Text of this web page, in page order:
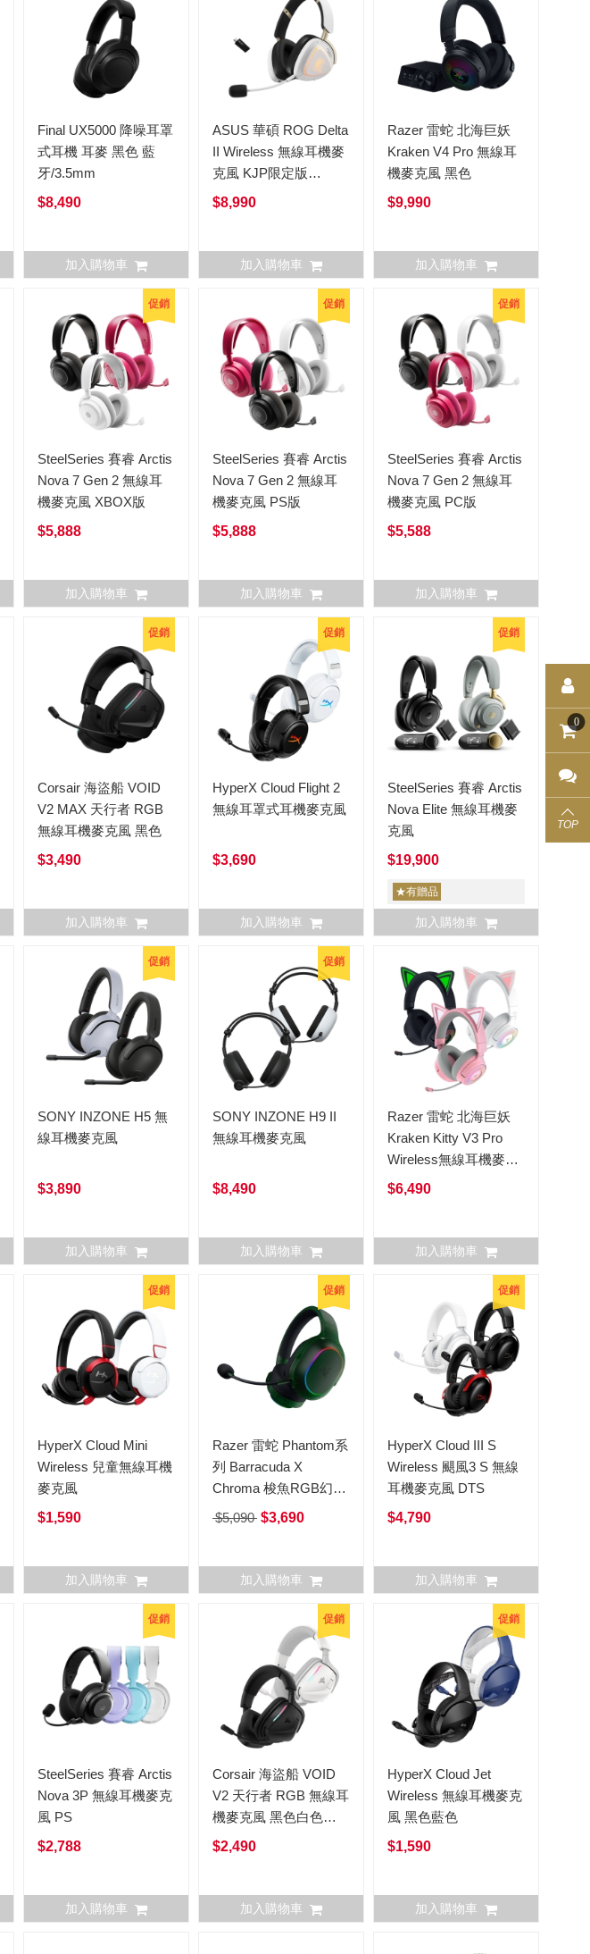
Final UX5000 降噪耳罩
式耳機 耳麥 黑色 藍
牙/3.5mm
$8,490
加入購物車
ASUS 華碩 ROG Delta
II Wireless 無線耳機麥
克風 KJP限定版
Kojima Productions 聯
$8,990
加入購物車
Razer 雷蛇 北海巨妖
Kraken V4 Pro 無線耳
機麥克風 黑色
$9,990
加入購物車
促銷
SteelSeries 賽睿 Arctis
Nova 7 Gen 2 無線耳
機麥克風 XBOX版
$5,888
加入購物車
促銷
SteelSeries 賽睿 Arctis
Nova 7 Gen 2 無線耳
機麥克風 PS版
$5,888
加入購物車
促銷
SteelSeries 賽睿 Arctis
Nova 7 Gen 2 無線耳
機麥克風 PC版
$5,588
加入購物車
促銷
Corsair 海盜船 VOID
V2 MAX 天行者 RGB
無線耳機麥克風 黑色
$3,490
加入購物車
促銷
HyperX Cloud Flight 2
無線耳罩式耳機麥克風
$3,690
加入購物車
促銷
SteelSeries 賽睿 Arctis
Nova Elite 無線耳機麥
克風
$19,900
★有贈品
加入購物車
促銷
SONY INZONE H5 無
線耳機麥克風
$3,890
加入購物車
促銷
SONY INZONE H9 II
無線耳機麥克風
$8,490
加入購物車
Razer 雷蛇 北海巨妖
Kraken Kitty V3 Pro
Wireless無線耳機麥克
風
$6,490
加入購物車
促銷
HyperX Cloud Mini
Wireless 兒童無線耳機
麥克風
$1,590
加入購物車
促銷
Razer 雷蛇 Phantom系
列 Barracuda X
Chroma 梭魚RGB幻彩
無線耳機麥克風 幻影綠
$5,090 $3,690
加入購物車
促銷
HyperX Cloud III S
Wireless 颶風3 S 無線
耳機麥克風 DTS
$4,790
加入購物車
促銷
SteelSeries 賽睿 Arctis
Nova 3P 無線耳機麥克
風 PS
$2,788
加入購物車
促銷
Corsair 海盜船 VOID
V2 天行者 RGB 無線耳
機麥克風 黑色白色
Dolby音效
$2,490
加入購物車
促銷
HyperX Cloud Jet
Wireless 無線耳機麥克
風 黑色藍色
$1,590
加入購物車
0
TOP